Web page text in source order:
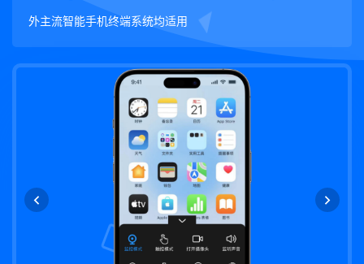
外主流智能手机终端系统均适用